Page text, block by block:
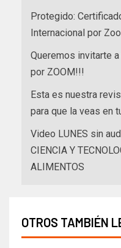
Protegido:
Internacional por
Queremos invitarte
por ZOOM!!!
Esta es nuestra
para que la veas en
Video LUNES sin
CIENCIA Y
ALIMENTOS
OTROS TAMBIÉN